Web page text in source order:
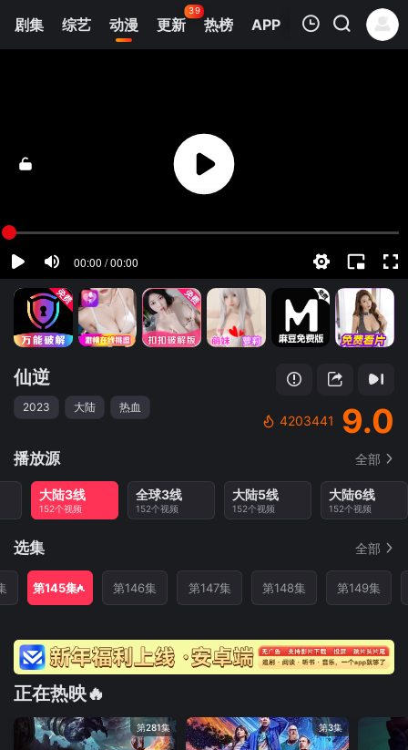
剧集 综艺 动漫 更新
39
热榜 APP
清空
仙逆
2023 大陆 热血
4203441 9.0
播放源 全部
大陆3线
152个视频
全球3线
152个视频
大陆5线
152个视频
大陆6线
152个视频
选集 全部
第145集 第146集 第147集 第148集 第149集
正在热映🔥
第281集 第3集